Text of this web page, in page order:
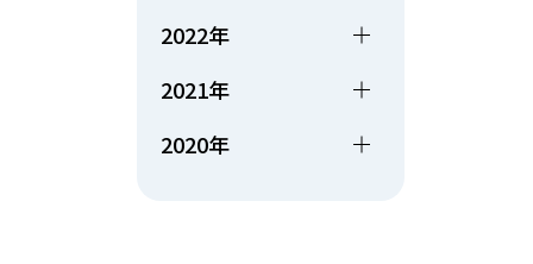
2022年
2021年
2020年